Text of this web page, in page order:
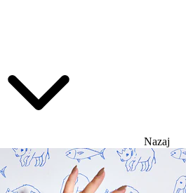
Nazaj